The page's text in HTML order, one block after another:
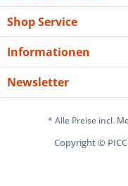
Shop Service
Informationen
Newsletter
* Alle Preise incl.
Copyright ©